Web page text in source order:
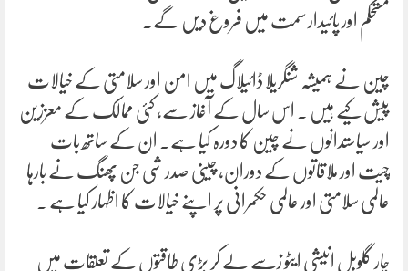
مستحکم اور پائیدار سمت میں فروغ دیں گے۔
چین نے ہمیشہ شنگریلا ڈائیلاگ میں امن اور سلامتی کے خیالات
پیش کیے ہیں ۔ اس سال کے آغاز سے، کئی ممالک کے معززین
اور سیاستدانوں نے چین کا دورہ کیا ہے۔ ان کے ساتھ بات
چیت اور ملاقاتوں کے دوران، چینی صدر شی جن پھنگ نے بارہا
عالمی سلامتی اور عالمی حکمرانی پر اپنے خیالات کا اظہار کیا ہے ۔
چار گلوبل انیشی ایٹو زسے لے کر بڑی طاقتوں کے تعلقات میں